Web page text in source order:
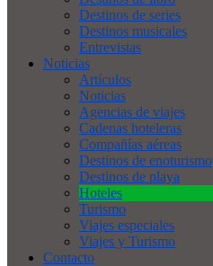
Destinos de series
Destinos musicales
Entrevistas
Noticias
Artículos
Noticias
Agencias de viajes
Cadenas hoteleras
Compañías aéreas
Destinos de enoturismo
Destinos de playa
Hoteles
Turismo
Viajes especiales
Viajes y Turismo
Contacto